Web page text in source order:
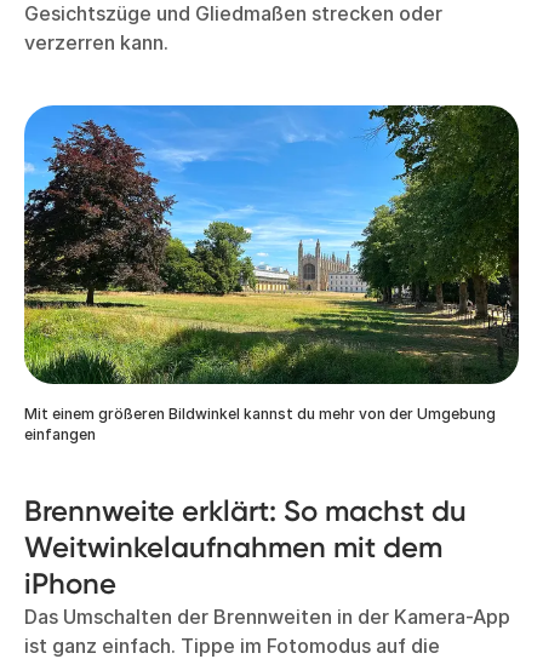
Gesichtszüge und Gliedmaßen strecken oder
verzerren kann.
Mit einem größeren Bildwinkel kannst du mehr von der Umgebung
einfangen
Brennweite erklärt: So machst du
Weitwinkelaufnahmen mit dem
iPhone
Das Umschalten der Brennweiten in der Kamera-App
ist ganz einfach. Tippe im Fotomodus auf die